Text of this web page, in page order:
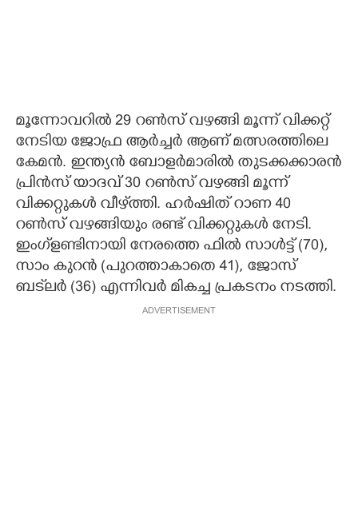
മൂന്നോവറിൽ 29 റൺസ് വഴങ്ങി മൂന്ന് വിക്കറ്റ്
നേടിയ ജോഫ്ര ആർച്ചർ ആണ് മത്സരത്തിലെ
കേമൻ. ഇന്ത്യൻ ബോളർമാരിൽ തുടക്കക്കാരൻ
പ്രിൻസ് യാദവ് 30 റൺസ് വഴങ്ങി മൂന്ന്
വിക്കറ്റുകൾ വീഴ്‌ത്തി. ഹർഷിത് റാണ 40
റൺസ് വഴങ്ങിയും രണ്ട് വിക്കറ്റുകൾ നേടി.
ഇംഗ്‌ളണ്ടിനായി നേരത്തെ ഫിൽ സാൾട്ട് (70),
സാം കുറൻ (പുറത്താകാതെ 41), ജോസ്
ബട്‌ലർ (36) എന്നിവർ മികച്ച പ്രകടനം നടത്തി.
ADVERTISEMENT